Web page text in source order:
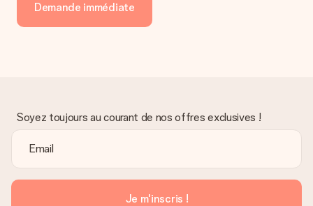
Demande immédiate
Soyez toujours au courant de nos offres exclusives !
Je m'inscris !